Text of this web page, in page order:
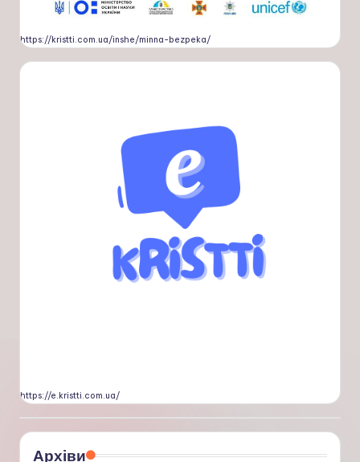
https://kristti.com.ua/inshe/minna-bezpeka/
https://e.kristti.com.ua/
Архіви